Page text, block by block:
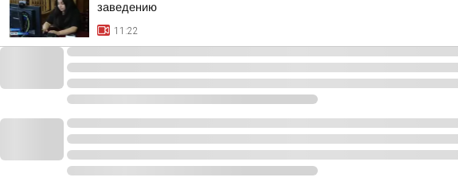
заведению
11:22